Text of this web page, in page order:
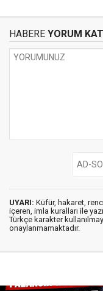
HABERE YORUM KAT
UYARI: Küfür, hakaret,
içeren, imla kuralları ile
Türkçe karakter
onaylanmamaktadır.